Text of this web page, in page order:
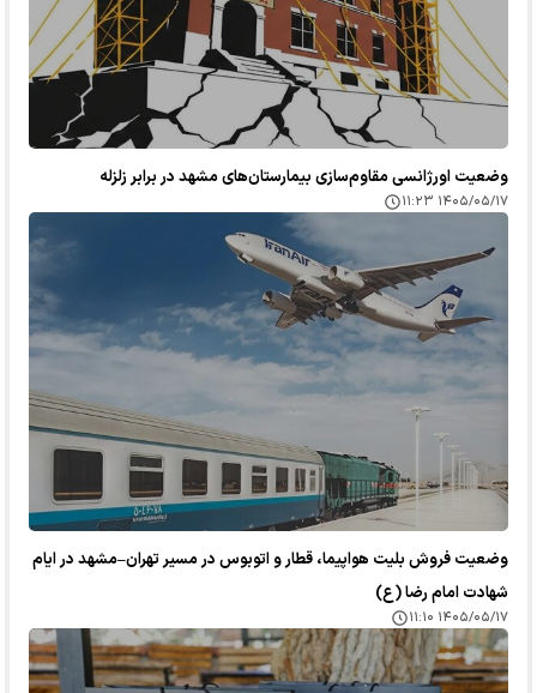
وضعیت اورژانسی مقاوم‌سازی بیمارستان‌های مشهد در برابر زلزله
۱۴۰۵/۰۵/۱۷ ۱۱:۲۳
وضعیت فروش بلیت هواپیما، قطار و اتوبوس در مسیر تهران–مشهد در ایام
شهادت امام رضا (ع)
۱۴۰۵/۰۵/۱۷ ۱۱:۱۰